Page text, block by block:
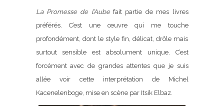
La Promesse de l’Aubefait partie de mes livres
préférés. C’est une œuvre qui me touche
profondément, dont le style fin, délicat, drôle mais
surtout sensible est absolument unique. C’est
forcément avec de grandes attentes que je suis
allée voir cette interprétation de Michel
Kacenelenboge, mise en scène par Itsik Elbaz.